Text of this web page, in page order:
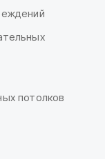
потолков